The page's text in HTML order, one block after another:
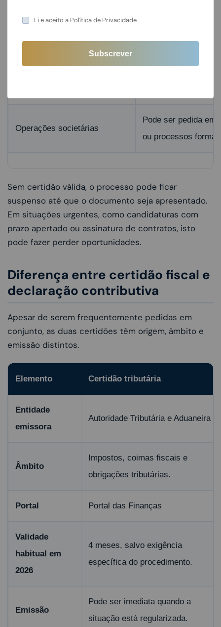
Licenças, alvarás e
autorizações
Operações societárias
Pode ser pedida
ou processos
Sem certidão válida, o processo pode ficar
suspenso até que o documento seja apresentado.
Em situações urgentes, como candidaturas com
prazo apertado ou assinatura de contratos, isto
pode fazer perder oportunidades.
Diferença entre certidão fiscal e
declaração contributiva
Apesar de serem frequentemente pedidas em
conjunto, as duas certidões têm origem, âmbito e
emissão distintos.
Elemento Certidão tributária
Entidade
emissora
Autoridade Tributária e Aduaneira
Âmbito
Impostos, coimas fiscais e
obrigações tributárias.
Portal Portal das Finanças
Validade
habitual em
2026
4 meses, salvo exigência
específica do procedimento.
Emissão
Pode ser imediata quando a
situação está regularizada.
Li e aceito a Política de Privacidade